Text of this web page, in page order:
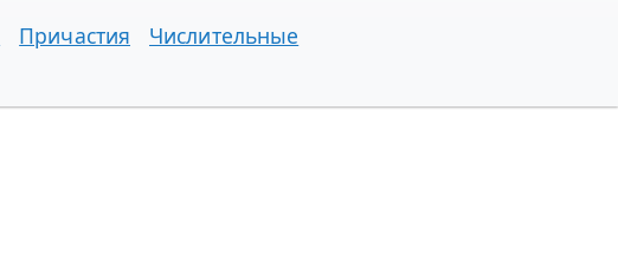
Причастия
Числительные